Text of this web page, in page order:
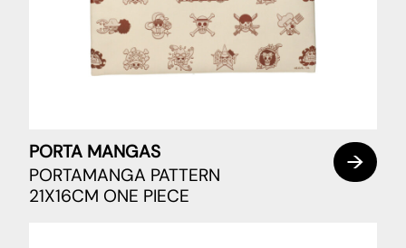
PORTA MANGAS
PORTAMANGA PATTERN
21X16CM ONE PIECE